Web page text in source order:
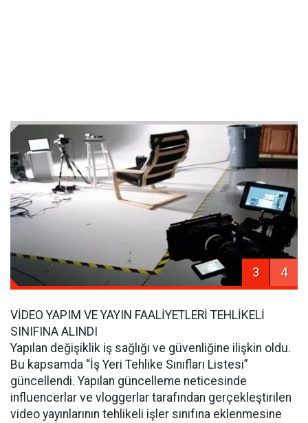
3 4
VİDEO YAPIM VE YAYIN FAALİYETLERİ TEHLİKELİ
SINIFINA ALINDI
Yapılan değişiklik iş sağlığı ve güvenliğine ilişkin oldu.
Bu kapsamda “İş Yeri Tehlike Sınıfları Listesi”
güncellendi. Yapılan güncelleme neticesinde
influencerlar ve vloggerlar tarafından gerçekleştirilen
video yayınlarının tehlikeli işler sınıfına eklenmesine